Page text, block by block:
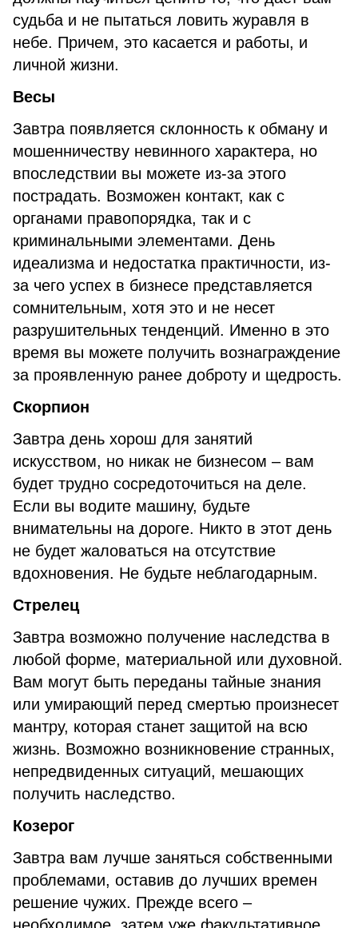
судьба и не пытаться ловить журавля в
небе. Причем, это касается и работы, и
личной жизни.
Весы
Завтра появляется склонность к обману и
мошенничеству невинного характера, но
впоследствии вы можете из-за этого
пострадать. Возможен контакт, как с
органами правопорядка, так и с
криминальными элементами. День
идеализма и недостатка практичности, из-
за чего успех в бизнесе представляется
сомнительным, хотя это и не несет
разрушительных тенденций. Именно в это
время вы можете получить вознаграждение
за проявленную ранее доброту и щедрость.
Скорпион
Завтра день хорош для занятий
искусством, но никак не бизнесом – вам
будет трудно сосредоточиться на деле.
Если вы водите машину, будьте
внимательны на дороге. Никто в этот день
не будет жаловаться на отсутствие
вдохновения. Не будьте неблагодарным.
Стрелец
Завтра возможно получение наследства в
любой форме, материальной или духовной.
Вам могут быть переданы тайные знания
или умирающий перед смертью произнесет
мантру, которая станет защитой на всю
жизнь. Возможно возникновение странных,
непредвиденных ситуаций, мешающих
получить наследство.
Козерог
Завтра вам лучше заняться собственными
проблемами, оставив до лучших времен
решение чужих. Прежде всего –